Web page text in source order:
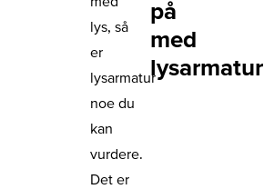
lys, så
er
lysarmatur
noe du
kan
vurdere.
Det er
på
med
lysarmatur